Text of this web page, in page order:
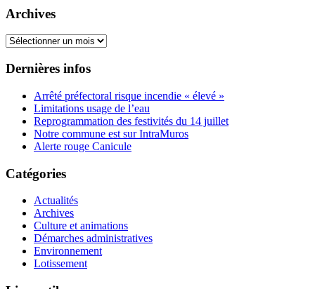
Archives
Archives
Dernières infos
Arrêté préfectoral risque incendie « élevé »
Limitations usage de l’eau
Reprogrammation des festivités du 14 juillet
Notre commune est sur IntraMuros
Alerte rouge Canicule
Catégories
Actualités
Archives
Culture et animations
Démarches administratives
Environnement
Lotissement